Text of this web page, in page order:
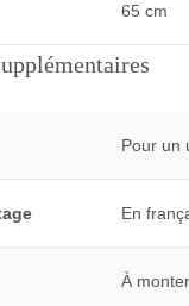
65 cm
Pour un
En
À